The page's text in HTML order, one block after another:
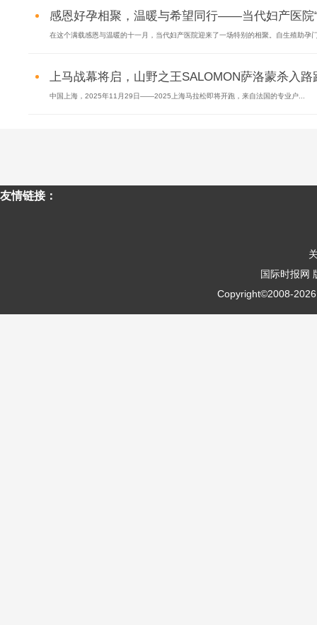
感恩好孕相聚，温暖与希望同行——当代妇产医院
在这个满载感恩与温暖的十一月，当代妇产医院迎来了一场特别的相聚。自生殖助孕
上马战幕将启，山野之王SALOMON萨洛蒙杀入路
中国上海，2025年11月29日——2025上海马拉松即将开跑，来自法国的专业户...
友情链接：
国际时报网
Copyright©2008-